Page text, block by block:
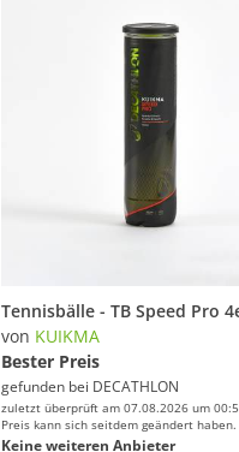
von KUIKMA
Bester Preis
gefunden bei DECATHLON
zuletzt überprüft am 07.08.2026 um
Preis kann sich seitdem geändert haben.
Keine weiteren Anbieter